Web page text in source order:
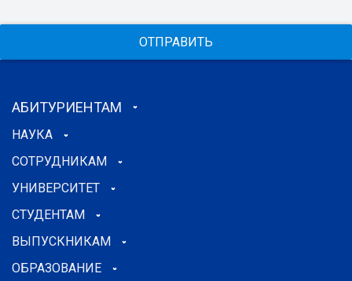
ОТПРАВИТЬ
АБИТУРИЕНТАМ
НАУКА
СОТРУДНИКАМ
УНИВЕРСИТЕТ
СТУДЕНТАМ
ВЫПУСКНИКАМ
ОБРАЗОВАНИЕ